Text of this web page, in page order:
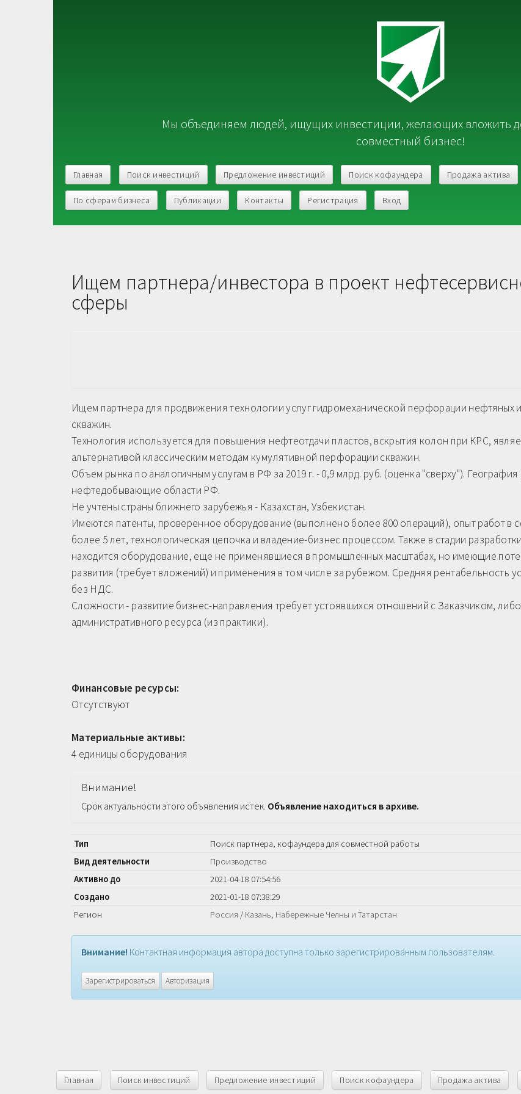
Мы объединяем людей, ищущих инвестиции, желающих вложить
совместный бизнес!
Главная Поиск инвестиций Предложение инвестиций Поиск кофаундера Продажа актива
По сферам бизнеса Публикации Контакты Регистрация Вход
Ищем партнера/инвестора в проект
сферы
Ищем партнера для продвижения технологии услуг гидромеханической перфорации нефтяных
скважин.
Технология используется для повышения нефтеотдачи пластов, вскрытия колон при КРС,
альтернативой классическим методам кумулятивной перфорации скважин.
Объем рынка по аналогичным услугам в РФ за 2019 г. - 0,9 млрд. руб. (оценка "сверху"). География
нефтедобывающие области РФ.
Не учтены страны ближнего зарубежья - Казахстан, Узбекистан.
Имеются патенты, проверенное оборудование (выполнено более 800 операций), опыт работ в
более 5 лет, технологическая цепочка и владение-бизнес процессом. Также в стадии разработки
находится оборудование, еще не применявшиеся в промышленных масштабах, но имеющие
развития (требует вложений) и применения в том числе за рубежом. Средняя рентабельность
без НДС.
Сложности - развитие бизнес-направления требует устоявшихся отношений с Заказчиком, либо
административного ресурса (из практики).
Финансовые ресурсы:
Отсутствуют
Материальные активы:
4 единицы оборудования
Внимание!
Срок актуальности этого объявления истек. Объявление находиться в архиве.
Тип
Поиск партнера, кофаундера для совместной работы
Вид деятельности
Производство
Активно до
2021-04-18 07:54:56
Создано
2021-01-18 07:38:29
Регион
Россия / Казань, Набережные Челны и Татарстан
Внимание! Контактная информация автора доступна только зарегистрированным пользователям.
Зарегистрироваться Авторизация
Главная Поиск инвестиций Предложение инвестиций Поиск кофаундера Продажа актива